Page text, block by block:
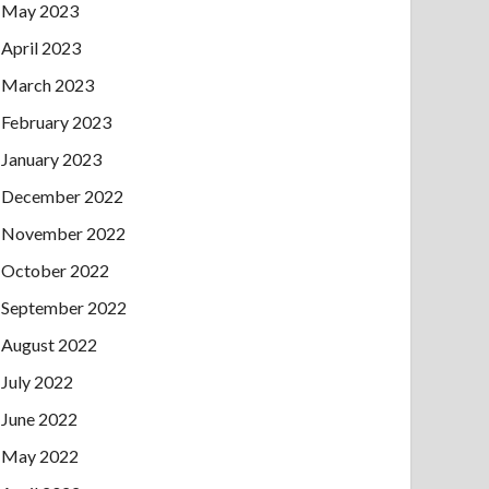
May 2023
April 2023
March 2023
February 2023
January 2023
December 2022
November 2022
October 2022
September 2022
August 2022
July 2022
June 2022
May 2022